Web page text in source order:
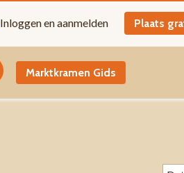
Inloggen en aanmelden Plaats
Marktkramen Gids